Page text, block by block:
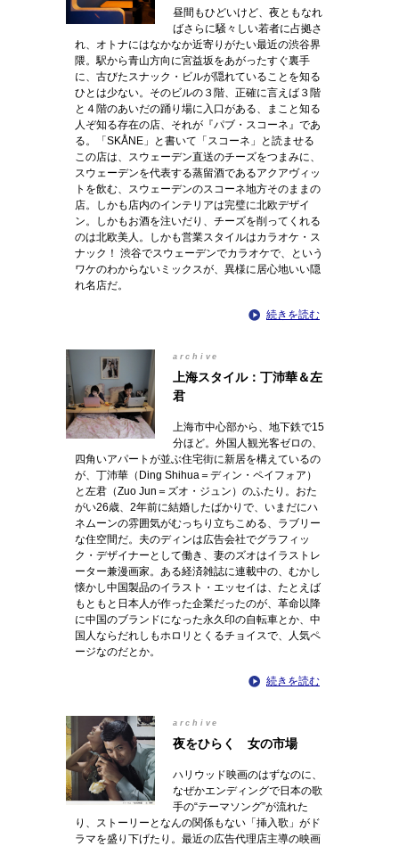
昼間もひどいけど、夜ともなれ
ばさらに騒々しい若者に占拠さ
れ、オトナにはなかなか近寄りがたい最近の渋谷界
隈。駅から青山方向に宮益坂をあがったすぐ裏手
に、古びたスナック・ビルが隠れていることを知る
ひとは少ない。そのビルの３階、正確に言えば３階
と４階のあいだの踊り場に入口がある、まこと知る
人ぞ知る存在の店、それが『パブ・スコーネ』であ
る。「SKÅNE」と書いて「スコーネ」と読ませる
この店は、スウェーデン直送のチーズをつまみに、
スウェーデンを代表する蒸留酒であるアクアヴィッ
トを飲む、スウェーデンのスコーネ地方そのままの
店。しかも店内のインテリアは完璧に北欧デザイ
ン。しかもお酒を注いだり、チーズを削ってくれる
のは北欧美人。しかも営業スタイルはカラオケ・ス
ナック！ 渋谷でスウェーデンでカラオケで、という
ワケのわからないミックスが、異様に居心地いい隠
れ名店だ。
続きを読む
archive
上海スタイル：丁沛華＆左
君
上海市中心部から、地下鉄で15
分ほど。外国人観光客ゼロの、
四角いアパートが並ぶ住宅街に新居を構えているの
が、丁沛華（Ding Shihua＝ディン・ペイフォア）
と左君（Zuo Jun＝ズオ・ジュン）のふたり。おた
がい26歳、2年前に結婚したばかりで、いまだにハ
ネムーンの雰囲気がむっちり立ちこめる、ラブリー
な住空間だ。夫のディンは広告会社でグラフィッ
ク・デザイナーとして働き、妻のズオはイラストレ
ーター兼漫画家。ある経済雑誌に連載中の、むかし
懐かし中国製品のイラスト・エッセイは、たとえば
もともと日本人が作った企業だったのが、革命以降
に中国のブランドになった永久印の自転車とか、中
国人ならだれしもホロリとくるチョイスで、人気ペ
ージなのだとか。
続きを読む
archive
夜をひらく 女の市場
ハリウッド映画のはずなのに、
なぜかエンディングで日本の歌
手の“テーマソング”が流れた
り、ストーリーとなんの関係もない「挿入歌」がド
ラマを盛り下げたり。最近の広告代理店主導の映画